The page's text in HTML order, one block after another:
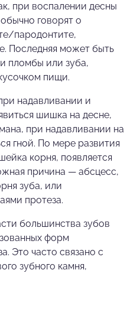
при воспалении десны
говорят о
пародонтите,
Последняя может быть
пломбы или зуба,
пищи.
надавливании и
шишка на десне,
при надавливании на
гной. По мере развития
корня, появляется
причина — абсцесс,
зуба, или
протеза.
большинства зубов
форм
Это часто связано с
зубного камня,